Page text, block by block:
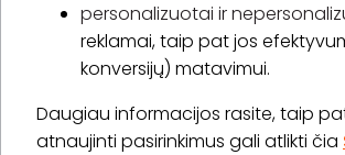
personalizuotai ir
reklamai, taip pat jos
konversijų) matavimui.
Daugiau informacijos rasite, taip
atnaujinti pasirinkimus gali atlikti čia
Apie „BookitNow“
Informacija
„GERA DOVANA“ GRUPĖ